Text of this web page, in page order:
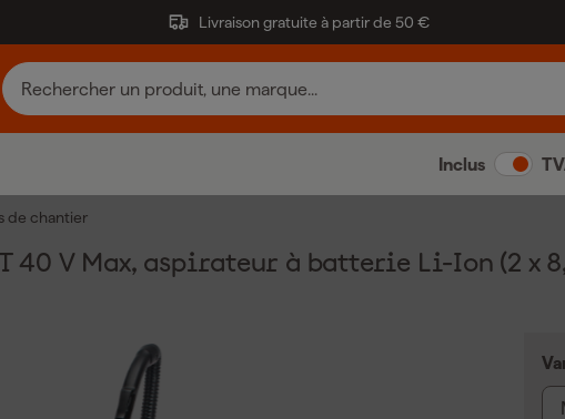
Livraison gratuite à partir de 50 €
Inclus
de chantier
40 V Max, aspirateur à batterie Li-Ion (2 x